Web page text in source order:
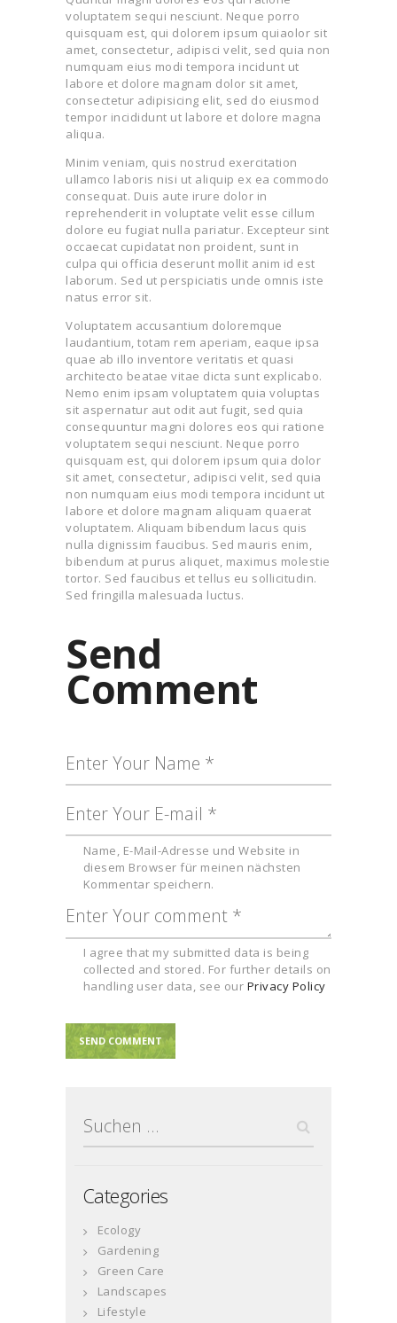
voluptatem sequi nesciunt. Neque porro
quisquam est, qui dolorem ipsum quiaolor sit
amet, consectetur, adipisci velit, sed quia non
numquam eius modi tempora incidunt ut
labore et dolore magnam dolor sit amet,
consectetur adipisicing elit, sed do eiusmod
tempor incididunt ut labore et dolore magna
aliqua.
Minim veniam, quis nostrud exercitation
ullamco laboris nisi ut aliquip ex ea commodo
consequat. Duis aute irure dolor in
reprehenderit in voluptate velit esse cillum
dolore eu fugiat nulla pariatur. Excepteur sint
occaecat cupidatat non proident, sunt in
culpa qui officia deserunt mollit anim id est
laborum. Sed ut perspiciatis unde omnis iste
natus error sit.
Voluptatem accusantium doloremque
laudantium, totam rem aperiam, eaque ipsa
quae ab illo inventore veritatis et quasi
architecto beatae vitae dicta sunt explicabo.
Nemo enim ipsam voluptatem quia voluptas
sit aspernatur aut odit aut fugit, sed quia
consequuntur magni dolores eos qui ratione
voluptatem sequi nesciunt. Neque porro
quisquam est, qui dolorem ipsum quia dolor
sit amet, consectetur, adipisci velit, sed quia
non numquam eius modi tempora incidunt ut
labore et dolore magnam aliquam quaerat
voluptatem. Aliquam bibendum lacus quis
nulla dignissim faucibus. Sed mauris enim,
bibendum at purus aliquet, maximus molestie
tortor. Sed faucibus et tellus eu sollicitudin.
Sed fringilla malesuada luctus.
Send
Comment
Name, E-Mail-Adresse und Website in
diesem Browser für meinen nächsten
Kommentar speichern.
I agree that my submitted data is being
collected and stored. For further details on
handling user data, see our Privacy Policy
nach:
Categories
Ecology
Gardening
Green Care
Landscapes
Lifestyle